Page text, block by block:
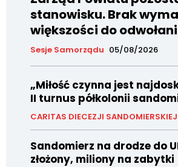
stanowisku. Brak
większości do
Sesje Samorządu 05/08/2026
„Miłość czynna jest
II turnus półkolonii
CARITAS DIECEZJI SANDOMIERSKIEJ
Sandomierz na drodze do
złożony, miliony na zabytki